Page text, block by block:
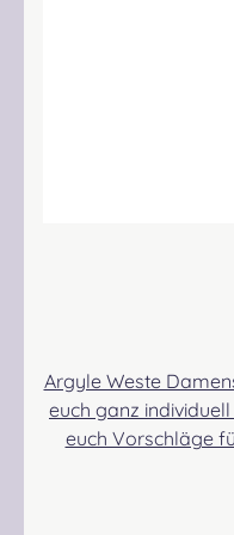
Argyle Weste
euch ganz
euch Vorschläge
eine tolle
variieren. Bitte